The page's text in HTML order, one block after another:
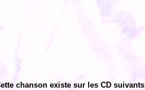
chanson existe sur les CD